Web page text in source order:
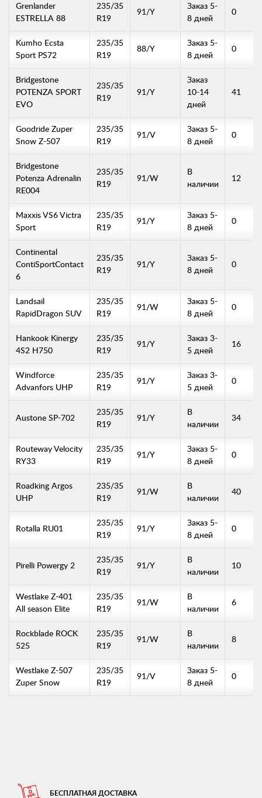
Grenlander
ESTRELLA 88
235/35
R19
91/Y
Заказ 5-
8 дней
0
Kumho Ecsta
Sport PS72
235/35
R19
88/Y
Заказ 5-
8 дней
0
Bridgestone
POTENZA SPORT
EVO
235/35
R19
91/Y
Заказ
10-14
дней
41
Goodride Zuper
Snow Z-507
235/35
R19
91/V
Заказ 5-
8 дней
0
Bridgestone
Potenza Adrenalin
RE004
235/35
R19
91/W
В
наличии
12
Maxxis VS6 Victra
Sport
235/35
R19
91/Y
Заказ 5-
8 дней
0
Continental
ContiSportContact
6
235/35
R19
91/Y
Заказ 5-
8 дней
0
Landsail
RapidDragon SUV
235/35
R19
91/W
Заказ 5-
8 дней
0
Hankook Kinergy
4S2 H750
235/35
R19
91/Y
Заказ 3-
5 дней
16
Windforce
Advanfors UHP
235/35
R19
91/Y
Заказ 3-
5 дней
0
Austone SP-702
235/35
R19
91/Y
В
наличии
34
Routeway Velocity
RY33
235/35
R19
91/Y
Заказ 5-
8 дней
0
Roadking Argos
UHP
235/35
R19
91/W
В
наличии
40
Rotalla RU01
235/35
R19
91/Y
Заказ 5-
8 дней
0
Pirelli Powergy 2
235/35
R19
91/Y
В
наличии
10
Westlake Z-401
All season Elite
235/35
R19
91/W
В
наличии
6
Rockblade ROCK
525
235/35
R19
91/W
В
наличии
8
Westlake Z-507
Zuper Snow
235/35
R19
91/V
Заказ 5-
8 дней
0
БЕСПЛАТНАЯ ДОСТАВКА